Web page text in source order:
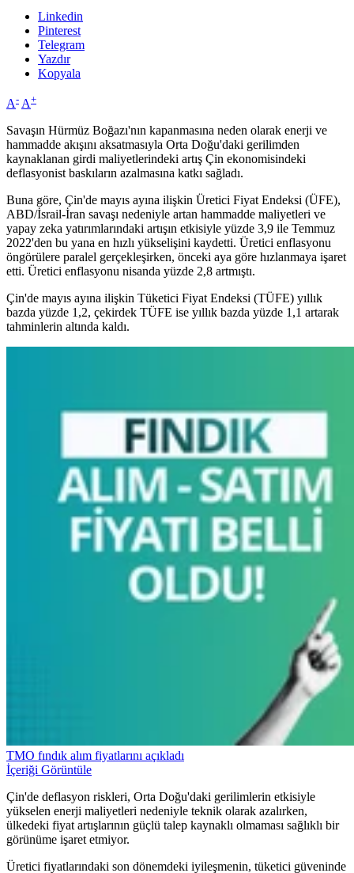
Linkedin
Pinterest
Telegram
Yazdır
Kopyala
A- A+
Savaşın Hürmüz Boğazı'nın kapanmasına neden olarak enerji ve
hammadde akışını aksatmasıyla Orta Doğu'daki gerilimden
kaynaklanan girdi maliyetlerindeki artış Çin ekonomisindeki
deflasyonist baskıların azalmasına katkı sağladı.
Buna göre, Çin'de mayıs ayına ilişkin Üretici Fiyat Endeksi (ÜFE),
ABD/İsrail-İran savaşı nedeniyle artan hammadde maliyetleri ve
yapay zeka yatırımlarındaki artışın etkisiyle yüzde 3,9 ile Temmuz
2022'den bu yana en hızlı yükselişini kaydetti. Üretici enflasyonu
öngörülere paralel gerçekleşirken, önceki aya göre hızlanmaya işaret
etti. Üretici enflasyonu nisanda yüzde 2,8 artmıştı.
Çin'de mayıs ayına ilişkin Tüketici Fiyat Endeksi (TÜFE) yıllık
bazda yüzde 1,2, çekirdek TÜFE ise yıllık bazda yüzde 1,1 artarak
tahminlerin altında kaldı.
TMO fındık alım fiyatlarını açıkladı
İçeriği Görüntüle
Çin'de deflasyon riskleri, Orta Doğu'daki gerilimlerin etkisiyle
yükselen enerji maliyetleri nedeniyle teknik olarak azalırken,
ülkedeki fiyat artışlarının güçlü talep kaynaklı olmaması sağlıklı bir
görünüme işaret etmiyor.
Üretici fiyatlarındaki son dönemdeki iyileşmenin, tüketici güveninde